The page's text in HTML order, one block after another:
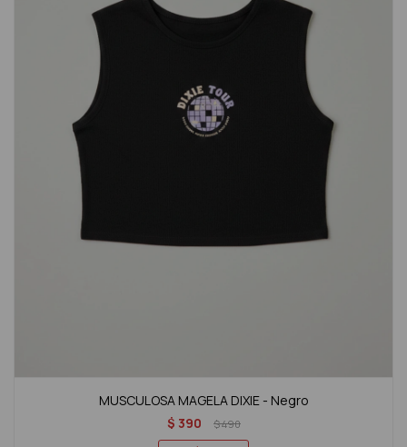
MUSCULOSA MAGELA DIXIE - Negro
$ 390 $490